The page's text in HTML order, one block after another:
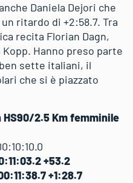
Daniela Dejori che
ritardo di +2:58.7. Tra
recita Florian Dagn,
Hanno preso parte
sette italiani, il
che si è piazzato
HS90/2.5 Km femminile
+53.2
+1:28.7